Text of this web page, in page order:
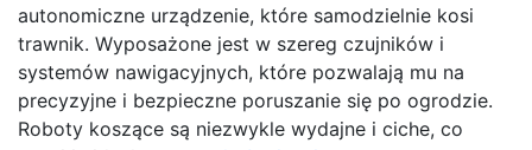
autonomiczne urządzenie, które samodzielnie kosi
trawnik. Wyposażone jest w szereg czujników i
systemów nawigacyjnych, które pozwalają mu na
precyzyjne i bezpieczne poruszanie się po ogrodzie.
Roboty koszące są niezwykle wydajne i ciche, co